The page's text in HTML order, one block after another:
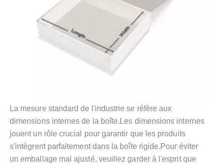
La mesure standard de l'industrie se réfère aux
dimensions internes de la boîte.Les dimensions internes
jouent un rôle crucial pour garantir que les produits
s'intègrent parfaitement dans la boîte rigide.Pour éviter
un emballage mal ajusté, veuillez garder à l'esprit que